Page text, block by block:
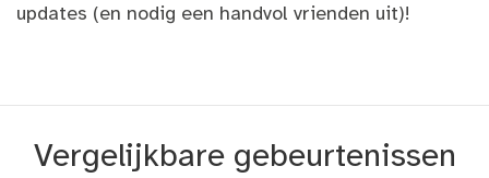
updates (en nodig een handvol vrienden uit)!
Vergelijkbare gebeurtenissen